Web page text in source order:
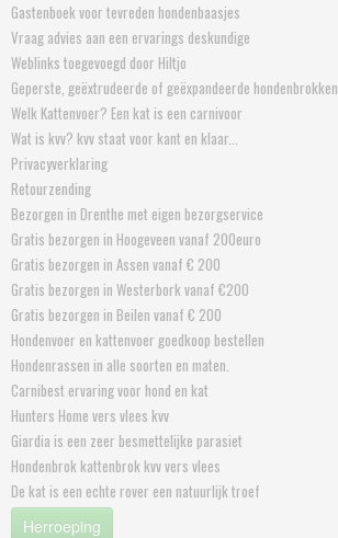
Gastenboek voor tevreden hondenbaasjes
Vraag advies aan een ervarings deskundige
Weblinks toegevoegd door Hiltjo
Geperste, geëxtrudeerde of geëxpandeerde hondenbrokken
Welk Kattenvoer? Een kat is een carnivoor
Wat is kvv? kvv staat voor kant en klaar...
Privacyverklaring
Retourzending
Bezorgen in Drenthe met eigen bezorgservice
Gratis bezorgen in Hoogeveen vanaf 200euro
Gratis bezorgen in Assen vanaf € 200
Gratis bezorgen in Westerbork vanaf €200
Gratis bezorgen in Beilen vanaf € 200
Hondenvoer en kattenvoer goedkoop bestellen
Hondenrassen in alle soorten en maten.
Carnibest ervaring voor hond en kat
Hunters Home vers vlees kvv
Giardia is een zeer besmettelijke parasiet
Hondenbrok kattenbrok kvv vers vlees
De kat is een echte rover een natuurlijk troef
Herroeping